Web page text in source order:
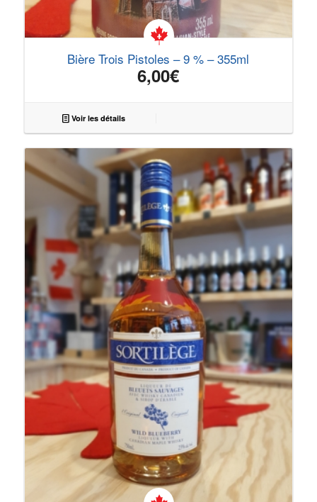
Bière Trois Pistoles – 9 % – 355ml
6,00€
Voir les détails